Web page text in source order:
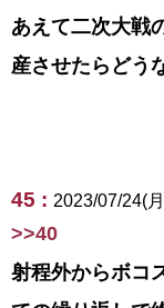
あえて二次大戦
産させたらどう
45 : 2023/07/24(
>>40
射程外からボコ